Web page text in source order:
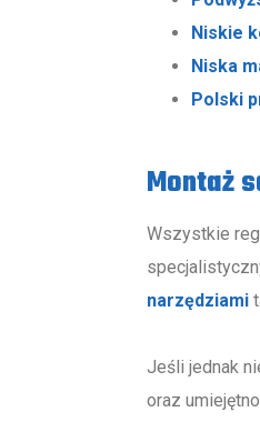
Niskie
Niska
Polski
Montaż
Wszystkie
narzędziami
Jeśli jednak
oraz